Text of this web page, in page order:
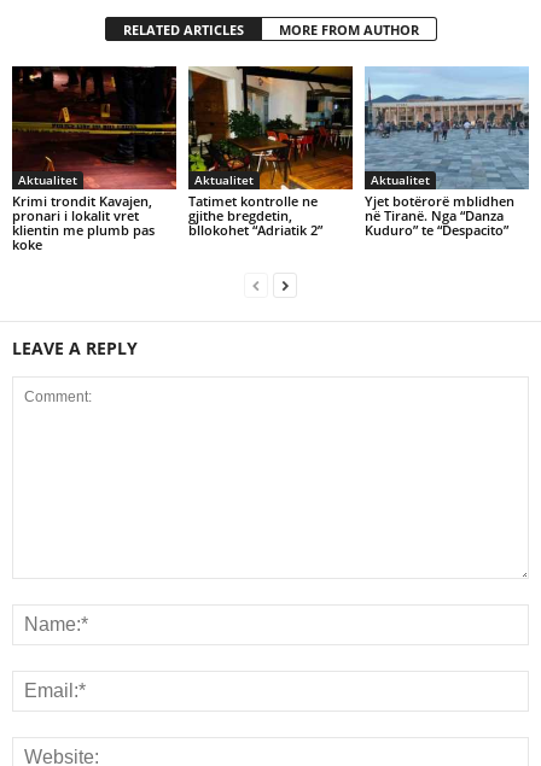
RELATED ARTICLES MORE FROM AUTHOR
Aktualitet
Krimi trondit Kavajen,
pronari i lokalit vret
klientin me plumb pas
koke
Aktualitet
Tatimet kontrolle ne
gjithe bregdetin,
bllokohet “Adriatik 2”
Aktualitet
Yjet botërorë mblidhen
në Tiranë. Nga “Danza
Kuduro” te “Despacito”
LEAVE A REPLY